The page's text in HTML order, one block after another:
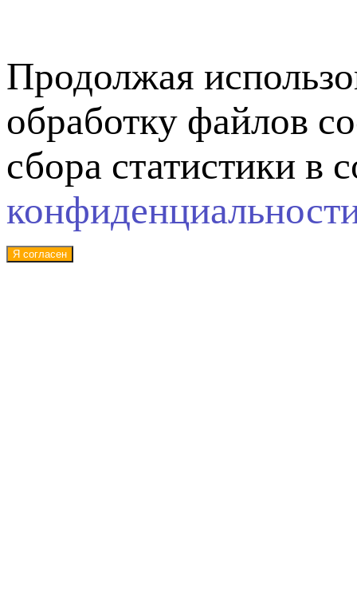
Продолжая
обработку файлов
сбора статистики в
Я согласен